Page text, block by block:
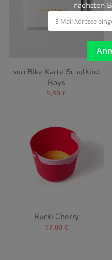
nächsten
von Rike Karte Schulkind
Boys
5,90 €
Bucki Cherry
17,00 €